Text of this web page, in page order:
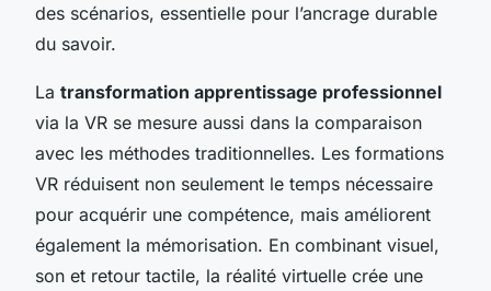
des scénarios, essentielle pour l’ancrage durable
du savoir.
La transformation apprentissage professionnel
via la VR se mesure aussi dans la comparaison
avec les méthodes traditionnelles. Les formations
VR réduisent non seulement le temps nécessaire
pour acquérir une compétence, mais améliorent
également la mémorisation. En combinant visuel,
son et retour tactile, la réalité virtuelle crée une